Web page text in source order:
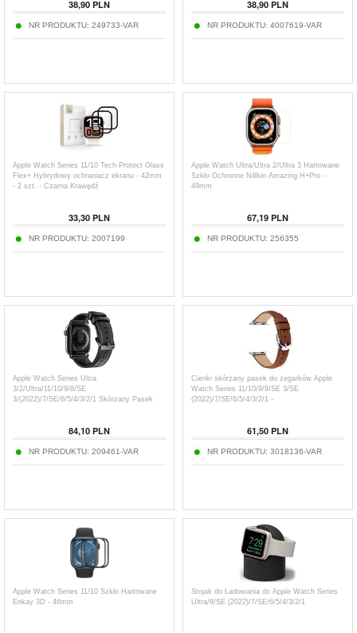
38,90 PLN
NR PRODUKTU: 249733-VAR
38,90 PLN
NR PRODUKTU: 4007619-VAR
Apple Watch Series 11/10 Tech-Protect Glass
Flex+ Hybrydowy ochraniacz ekranu - 42mm
- 2 szt. - Czarna Krawędź
33,30 PLN
NR PRODUKTU: 2007199
Apple Watch Ultra/Ultra 2/Ultra 3 Hartowane
Szkło Ochronne Nillkin Amazing H+Pro -
49mm
67,19 PLN
NR PRODUKTU: 256355
Apple Watch Series Ultra
3/2/Ultra/11/10/9/8/SE
3/(2022)/7/SE/6/5/4/3/2/1 Skórzany Pasek
84,10 PLN
NR PRODUKTU: 209461-VAR
Cienki skórzany pasek do zegarków Apple
Watch Series 11/10/9/8/SE 3/SE
(2022)/7/SE/6/5/4/3/2/1 -
61,50 PLN
NR PRODUKTU: 3018136-VAR
Apple Watch Series 11/10 Szkło Hartowane
Enkay 3D - 46mm
Stojak do Ładowania do Apple Watch Series
Ultra/8/SE (2022)/7/SE/6/5/4/3/2/1